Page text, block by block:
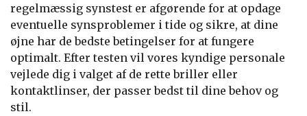
regelmæssig synstest er afgørende for at opdage
eventuelle synsproblemer i tide og sikre, at dine
øjne har de bedste betingelser for at fungere
optimalt. Efter testen vil vores kyndige personale
vejlede dig i valget af de rette briller eller
kontaktlinser, der passer bedst til dine behov og
stil.